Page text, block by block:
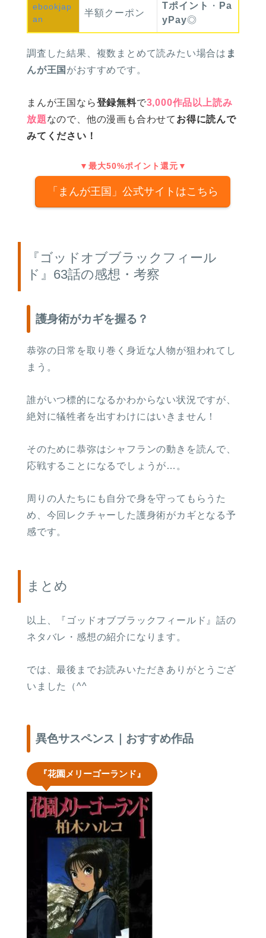
ebookjap
an
半額クーポン
Tポイント ・ Pa
yPay◎
調査した結果、複数まとめて読みたい場合は ま
んが王国 がおすすめです。
まんが王国なら登録無料で3,000作品以上読み
放題なので、他の漫画も合わせて お得に読んで
みてください！
▼最大50%ポイント還元▼
「まんが王国」公式サイトはこちら
『ゴッドオブブラックフィール
ド』63話の感想・考察
護身術がカギを握る？
恭弥の日常を取り巻く身近な人物が狙われてし
まう。
誰がいつ標的になるかわからない状況ですが、
絶対に犠牲者を出すわけにはいきません！
そのために恭弥はシャフランの動きを読んで、
応戦することになるでしょうが…。
周りの人たちにも自分で身を守ってもらうた
め、今回レクチャーした護身術がカギとなる予
感です。
まとめ
以上、『ゴッドオブブラックフィールド』話の
ネタバレ・感想の紹介になります。
では、最後までお読みいただきありがとうござ
いました（^^
異色サスペンス｜おすすめ作品
『花園メリーゴーランド』